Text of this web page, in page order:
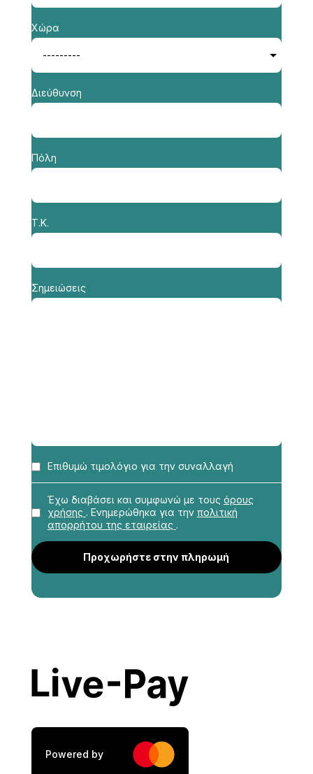
Χώρα
Διεύθυνση
Πόλη
Τ.Κ.
Σημειώσεις
Επιθυμώ τιμολόγιο για την συναλλαγή
Επάγγελμα*
*
ΤΚ*
Έχω διαβάσει και συμφωνώ με τους όρους
χρήσης . Ενημερώθηκα για την πολιτική
απορρήτου της εταιρείας .
Προχωρήστε στην πληρωμή
Powered by